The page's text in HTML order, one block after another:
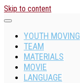
Skip to content
YOUTH MOVING
TEAM
MATERIALS
MOVIE
LANGUAGE